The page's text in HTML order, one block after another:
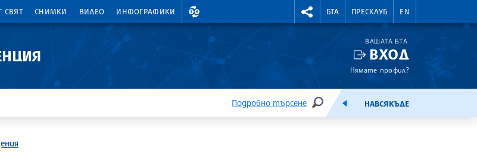
СВЯТ СНИМКИ ВИДЕО ИНФОГРАФИКИ
ВАЛУТНИ КУРСОВЕ RIGHTMENU.SOCIAL
БТА ПРЕСКЛУБ EN
ВАШАТА БТА
ВХОД
Нямате профил?
Подробно търсене
ТЪРСЕНЕЕМИСИЯНАВСЯКЪДЕ